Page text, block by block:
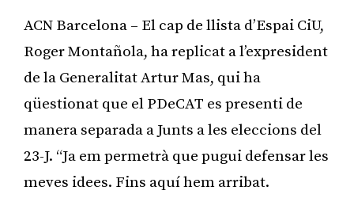
ACN Barcelona – El cap de llista d’Espai CiU,
Roger Montañola, ha replicat a l’expresident
de la Generalitat Artur Mas, qui ha
qüestionat que el PDeCAT es presenti de
manera separada a Junts a les eleccions del
23-J. “Ja em permetrà que pugui defensar les
meves idees. Fins aquí hem arribat.